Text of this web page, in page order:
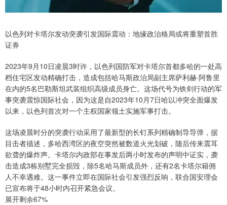
以色列对卡塔尔发动突袭引发国际震动：地缘政治格局或将重塑首胜
证券
2023年9月10日凌晨3时许，以色列国防军对卡塔尔首都多哈的一处高
档住宅区发动精确打击，造成包括哈马斯政治局副主席萨利赫·阿鲁里
在内的5名巴勒斯坦武装组织高级成员身亡。这场代号为铁剑行动的军
事突袭震惊国际社会，因为这是自2023年10月7日哈以冲突全面爆发
以来，以色列首次对一个主权国家领土实施军事打击。
这场凌晨时分的突袭行动采用了最新型的长钉系列精确制导导弹，据
目击者描述，多哈西湾区的夜空突然被数道火光划破，随后传来震耳
欲聋的爆炸声。卡塔尔内政部在事发后两小时发布的声明中证实，袭
击造成3栋别墅完全损毁，除5名哈马斯成员外，还有2名卡塔尔籍佣
人不幸遇难。这一事件立即在国际社会引发强烈反响，联合国安理会
已宣布将于48小时内召开紧急会议。
展开剩余67%